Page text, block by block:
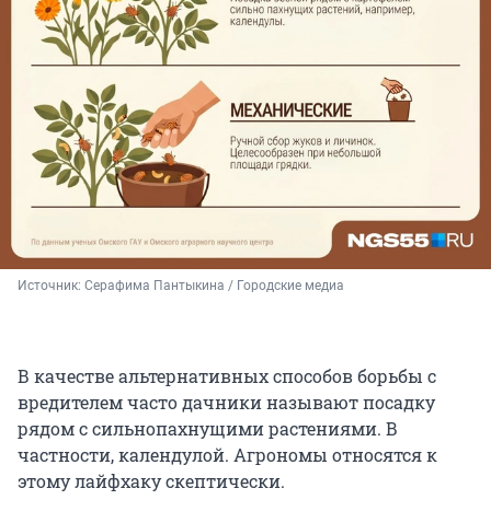
Источник: Серафима Пантыкина / Городские медиа
В качестве альтернативных способов борьбы с
вредителем часто дачники называют посадку
рядом с сильнопахнущими растениями. В
частности, календулой. Агрономы относятся к
этому лайфхаку скептически.